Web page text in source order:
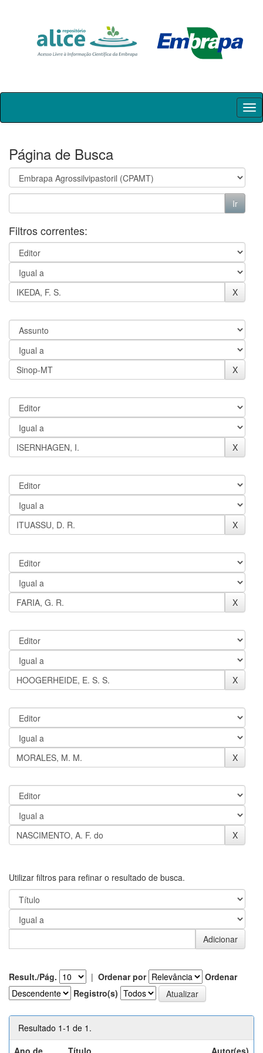
Skip
Página de Busca
Filtros correntes:
Utilizar filtros para refinar o resultado de busca.
Result./Pág. | Ordenar por
Ordenar
Registro(s)
Resultado 1-1 de 1.
Ano de
Título Autor(es)